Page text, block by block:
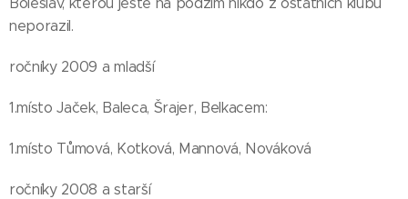
neporazil.
ročníky 2009 a mladší
1.místo Jaček, Baleca, Šrajer, Belkacem:
1.místo Tůmová, Kotková, Mannová, Nováková
ročníky 2008 a starší